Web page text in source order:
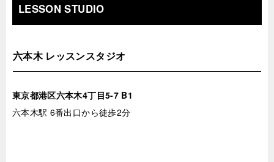
LESSON STUDIO
六本木 レッスンスタジオ
東京都港区六本木4丁目5-7 B1
六本木駅 6番出口から徒歩2分